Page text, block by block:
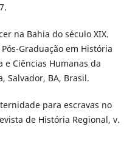
na Bahia do século XIX.
Graduação em História
e Ciências Humanas da
Salvador, BA, Brasil.
para escravas no
de História Regional, v.